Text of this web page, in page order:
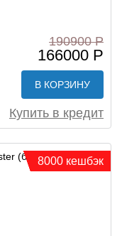
190900 Р
166000 Р
В КОРЗИНУ
Купить в кредит
8000 кешбэк